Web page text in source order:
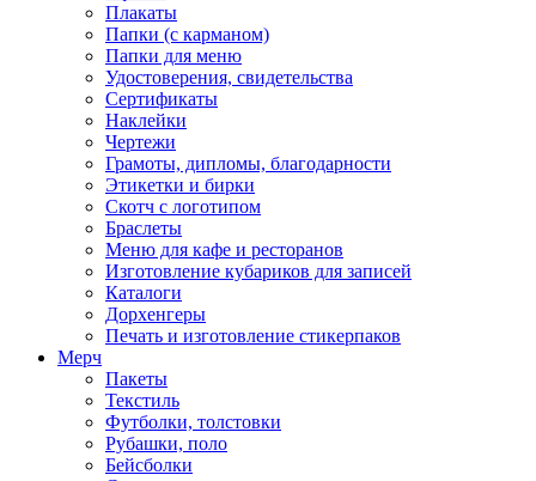
Плакаты
Папки (с карманом)
Папки для меню
Удостоверения, свидетельства
Сертификаты
Наклейки
Чертежи
Грамоты, дипломы, благодарности
Этикетки и бирки
Скотч с логотипом
Браслеты
Меню для кафе и ресторанов
Изготовление кубариков для записей
Каталоги
Дорхенгеры
Печать и изготовление стикерпаков
Мерч
Пакеты
Текстиль
Футболки, толстовки
Рубашки, поло
Бейсболки